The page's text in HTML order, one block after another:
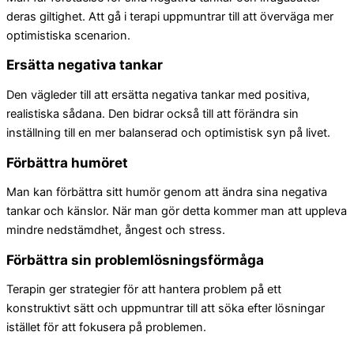
deras giltighet. Att gå i terapi uppmuntrar till att överväga mer
optimistiska scenarion.
Ersätta negativa tankar
Den vägleder till att ersätta negativa tankar med positiva,
realistiska sådana. Den bidrar också till att förändra sin
inställning till en mer balanserad och optimistisk syn på livet.
Förbättra humöret
Man kan förbättra sitt humör genom att ändra sina negativa
tankar och känslor. När man gör detta kommer man att uppleva
mindre nedstämdhet, ångest och stress.
Förbättra sin problemlösningsförmåga
Terapin ger strategier för att hantera problem på ett
konstruktivt sätt och uppmuntrar till att söka efter lösningar
istället för att fokusera på problemen.